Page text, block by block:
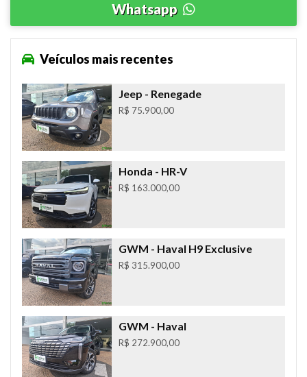
Whatsapp
Veículos mais recentes
Jeep - Renegade
R$ 75.900,00
Honda - HR-V
R$ 163.000,00
GWM - Haval H9 Exclusive
R$ 315.900,00
GWM - Haval
R$ 272.900,00